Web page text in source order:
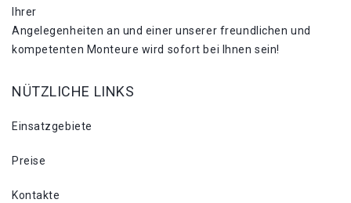
Ihrer
Angelegenheiten an und einer unserer freundlichen und
kompetenten Monteure wird sofort bei Ihnen sein!
NÜTZLICHE LINKS
Einsatzgebiete
Preise
Kontakte